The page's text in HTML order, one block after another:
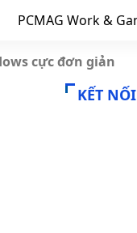
PCMAG Work &
cực đơn giản
KẾT